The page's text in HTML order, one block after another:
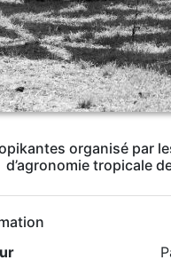
organisé par
d’agronomie tropicale